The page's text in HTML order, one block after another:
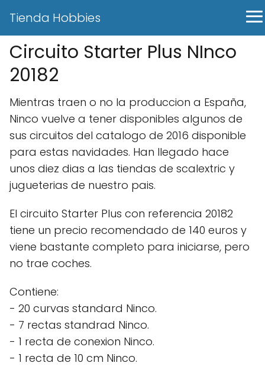
Tienda Hobbies
Circuito Starter Plus NInco
20182
Mientras traen o no la produccion a España,
Ninco vuelve a tener disponibles algunos de
sus circuitos del catalogo de 2016 disponible
para estas navidades. Han llegado hace
unos diez dias a las tiendas de scalextric y
jugueterias de nuestro pais.
El circuito Starter Plus con referencia 20182
tiene un precio recomendado de 140 euros y
viene bastante completo para iniciarse, pero
no trae coches.
Contiene:
- 20 curvas standard Ninco.
- 7 rectas standrad Ninco.
- 1 recta de conexion Ninco.
- 1 recta de 10 cm Ninco.